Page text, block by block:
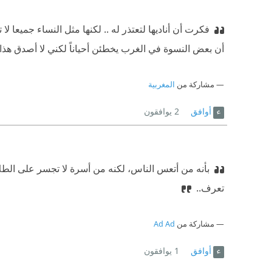
فكرت أن أناديها لتعتذر له .. لكنها مثل النساء جميعا
أن بعض النسوة في الغرب يخطئن أحياناً لكني لا أصدق
مشاركة من المغربية
أوافق 2 يوافقون
بأنه من أتعس الناس، لكنه من أسرة لا تجسر على
تعرف..
مشاركة من Ad Ad
أوافق 1 يوافقون